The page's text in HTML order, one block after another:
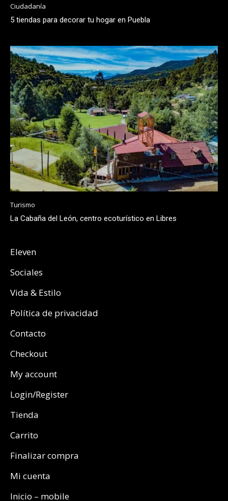
Ciudadanía
5 tiendas para decorar tu hogar en Puebla
Turismo
La Cabaña del León, centro ecoturístico en Libres
Eleven
Sociales
Vida & Estilo
Política de privacidad
Contacto
Checkout
My account
Login/Register
Tienda
Carrito
Finalizar compra
Mi cuenta
Inicio – mobile